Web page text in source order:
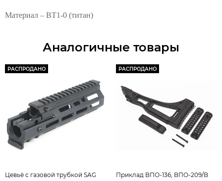
Материал – BT1-0 (титан)
Аналогичные товары
РАСПРОДАНО
Цевьё с газовой трубкой SAG
РАСПРОДАНО
Приклад ВПО-136, ВПО-209/B